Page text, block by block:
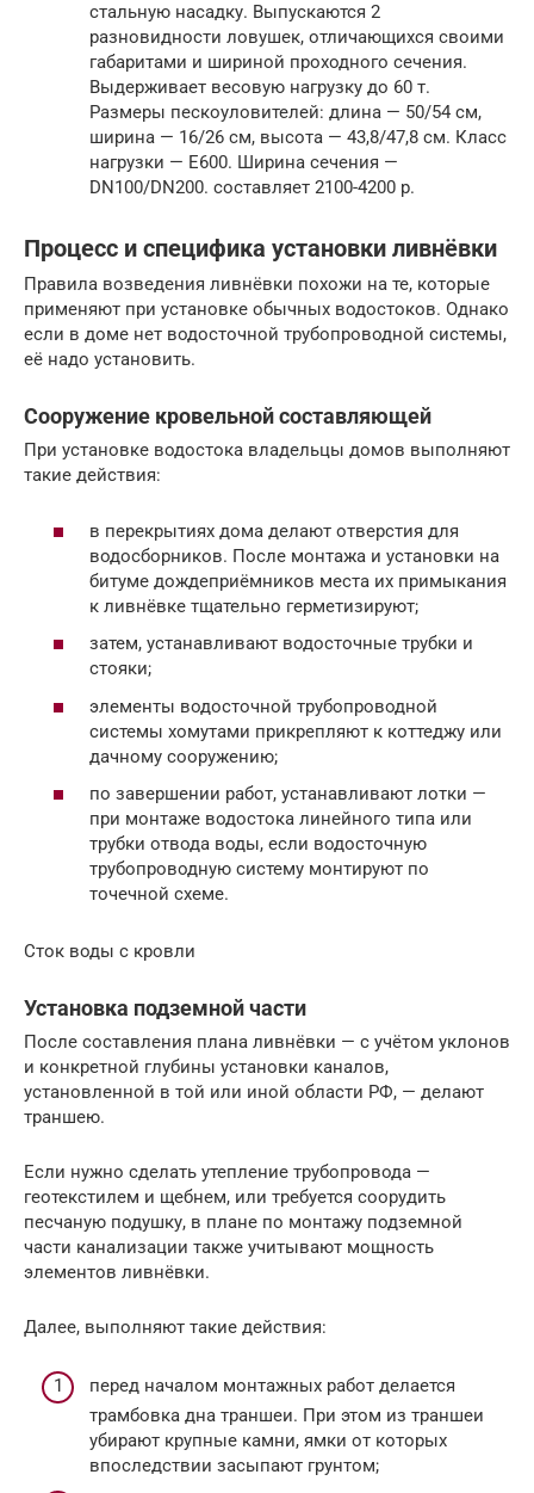
стальную насадку. Выпускаются 2
разновидности ловушек, отличающихся своими
габаритами и шириной проходного сечения.
Выдерживает весовую нагрузку до 60 т.
Размеры пескоуловителей: длина — 50/54 см,
ширина — 16/26 см, высота — 43,8/47,8 см. Класс
нагрузки — Е600. Ширина сечения —
DN100/DN200. составляет 2100-4200 р.
Процесс и специфика установки ливнёвки
Правила возведения ливнёвки похожи на те, которые
применяют при установке обычных водостоков. Однако
если в доме нет водосточной трубопроводной системы,
её надо установить.
Сооружение кровельной составляющей
При установке водостока владельцы домов выполняют
такие действия:
в перекрытиях дома делают отверстия для
водосборников. После монтажа и установки на
битуме дождеприёмников места их примыкания
к ливнёвке тщательно герметизируют;
затем, устанавливают водосточные трубки и
стояки;
элементы водосточной трубопроводной
системы хомутами прикрепляют к коттеджу или
дачному сооружению;
по завершении работ, устанавливают лотки —
при монтаже водостока линейного типа или
трубки отвода воды, если водосточную
трубопроводную систему монтируют по
точечной схеме.
Сток воды с кровли
Установка подземной части
После составления плана ливнёвки — с учётом уклонов
и конкретной глубины установки каналов,
установленной в той или иной области РФ, — делают
траншею.
Если нужно сделать утепление трубопровода —
геотекстилем и щебнем, или требуется соорудить
песчаную подушку, в плане по монтажу подземной
части канализации также учитывают мощность
элементов ливнёвки.
Далее, выполняют такие действия:
перед началом монтажных работ делается
трамбовка дна траншеи. При этом из траншеи
убирают крупные камни, ямки от которых
впоследствии засыпают грунтом;